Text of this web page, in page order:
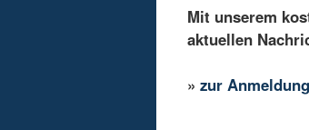
Mit unserem
aktuellen
»zur Anmeldung